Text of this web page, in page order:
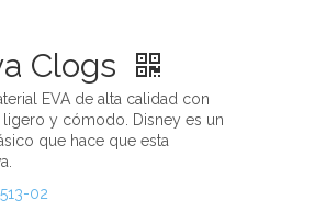
Clogs
EVA de alta calidad con
ligero y cómodo. Disney es un
que hace que esta
02